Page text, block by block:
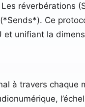
Les réverbérations
Ce
et unifiant la
à travers